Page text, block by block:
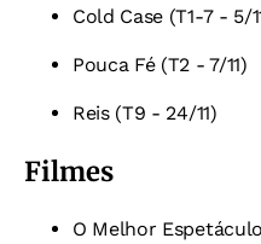
Cold Case (T1-7 - 5/
Pouca Fé (T2 - 7/11)
Reis (T9 - 24/11)
Filmes
O Melhor